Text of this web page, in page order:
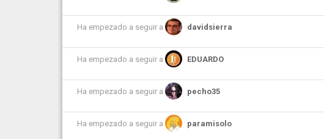
Ha empezado a seguir a davidsierra
Ha empezado a seguir a EDUARDO
Ha empezado a seguir a pecho35
Ha empezado a seguir a paramisolo